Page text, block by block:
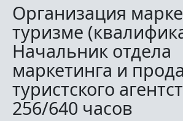
Организация
туризме
Начальник отдела
маркетинга и
туристского
256/640 часов